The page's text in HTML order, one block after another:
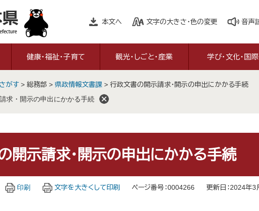
本文へ 文字の大きさ・色の変更 音声
健康・福祉・子育て 観光・しごと・産業 学び・文化・国際
がす > 総務部 > 県政情報文書課 > 行政文書の開示請求・開示の申出にかかる手続
求・開示の申出にかかる手続
開示請求・開示の申出にかかる手続
印刷 文字を大きくして印刷 ページ番号：0004266 更新日：2024年